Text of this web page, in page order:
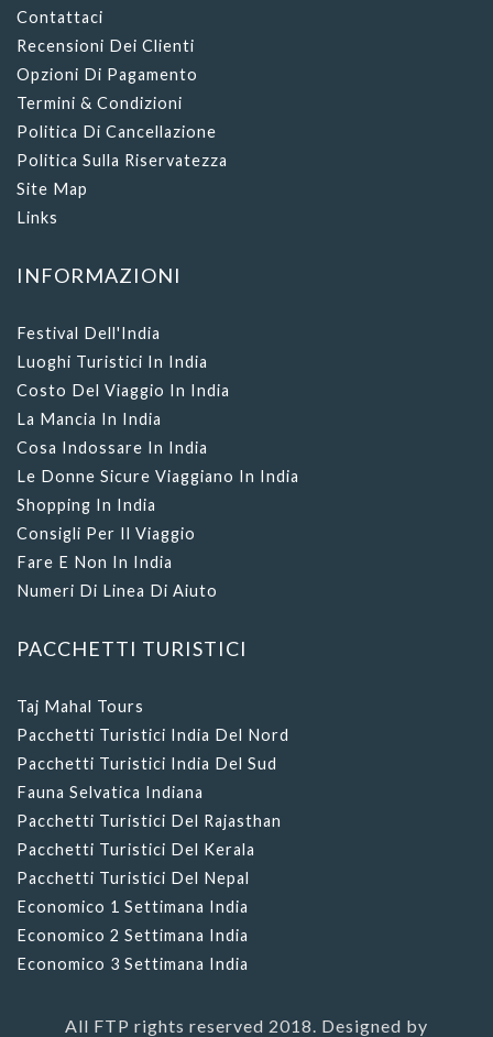
Contattaci
Recensioni Dei Clienti
Opzioni Di Pagamento
Termini & Condizioni
Politica Di Cancellazione
Politica Sulla Riservatezza
Site Map
Links
INFORMAZIONI
Festival Dell'India
Luoghi Turistici In India
Costo Del Viaggio In India
La Mancia In India
Cosa Indossare In India
Le Donne Sicure Viaggiano In India
Shopping In India
Consigli Per Il Viaggio
Fare E Non In India
Numeri Di Linea Di Aiuto
PACCHETTI TURISTICI
Taj Mahal Tours
Pacchetti Turistici India Del Nord
Pacchetti Turistici India Del Sud
Fauna Selvatica Indiana
Pacchetti Turistici Del Rajasthan
Pacchetti Turistici Del Kerala
Pacchetti Turistici Del Nepal
Economico 1 Settimana India
Economico 2 Settimana India
Economico 3 Settimana India
All FTP rights reserved 2018. Designed by